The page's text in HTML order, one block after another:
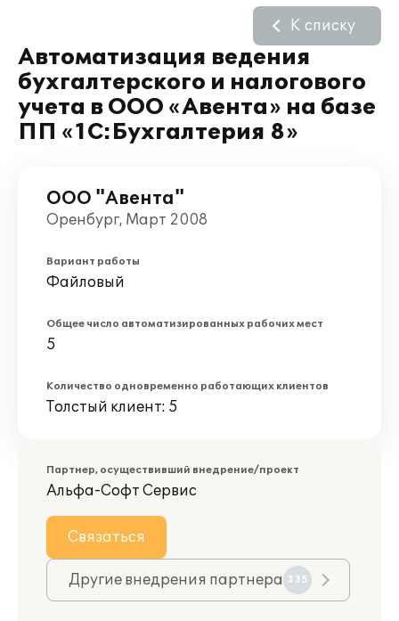
Автоматизация ведения
бухгалтерского и налогового
учета в ООО «Авента» на базе
ПП «1С:Бухгалтерия 8»
К списку
ООО "Авента"
Оренбург, Март 2008
Вариант работы
Файловый
Общее число автоматизированных рабочих мест
5
Количество одновременно работающих клиентов
Толстый клиент: 5
Партнер, осуществивший внедрение/проект
Альфа-Софт Сервис
Связаться
Другие внедрения партнера 335